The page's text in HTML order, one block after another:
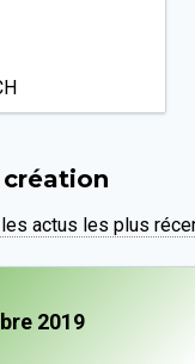
actus les plus
2019